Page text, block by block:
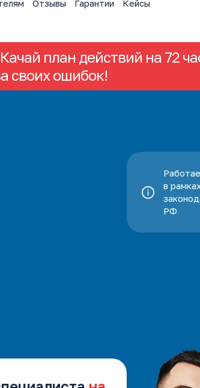
Отзывы Гарантии Кейсы
план действий на 72
своих ошибок!
в
РФ